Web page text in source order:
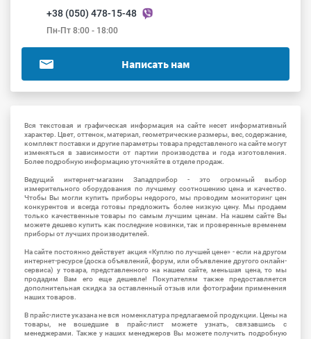
+38 (050) 478-15-48
Пн-Пт 8:00 - 18:00
Написать нам
Вся текстовая и графическая информация на сайте несет информативный
характер. Цвет, оттенок, материал, геометрические размеры, вес, содержание,
комплект поставки и другие параметры товара представленого на сайте могут
изменяться в зависимости от партии производства и года изготовления.
Более подробную информацию уточняйте в отделе продаж.
Ведущий интернет-магазин Западприбор - это огромный выбор
измерительного оборудования по лучшему соотношению цена и качество.
Чтобы Вы могли купить приборы недорого, мы проводим мониторинг цен
конкурентов и всегда готовы предложить более низкую цену. Мы продаем
только качественные товары по самым лучшим ценам. На нашем сайте Вы
можете дешево купить как последние новинки, так и проверенные временем
приборы от лучших производителей.
На сайте постоянно действует акция «Куплю по лучшей цене» - если на другом
интернет-ресурсе (доска объявлений, форум, или объявление другого онлайн-
сервиса) у товара, представленного на нашем сайте, меньшая цена, то мы
продадим Вам его еще дешевле! Покупателям также предоставляется
дополнительная скидка за оставленный отзыв или фотографии применения
наших товаров.
В прайс-листе указана не вся номенклатура предлагаемой продукции. Цены на
товары, не вошедшие в прайс-лист можете узнать, связавшись с
менеджерами. Также у наших менеджеров Вы можете получить подробную